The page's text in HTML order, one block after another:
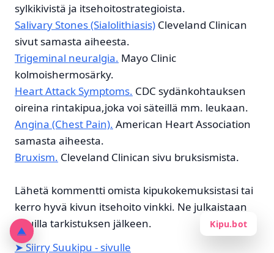
sylkikivistä ja itsehoitostrategioista.
Salivary Stones (Sialolithiasis) Cleveland Clinican
sivut samasta aiheesta.
Trigeminal neuralgia. Mayo Clinic
kolmoishermosärky.
Heart Attack Symptoms. CDC sydänkohtauksen
oireina rintakipua,joka voi säteillä mm. leukaan.
Angina (Chest Pain). American Heart Association
samasta aiheesta.
Bruxism. Cleveland Clinican sivu bruksismista.
Lähetä kommentti omista kipukokemuksistasi tai
kerro hyvä kivun itsehoito vinkki. Ne julkaistaan
sivuilla tarkistuksen jälkeen.
➤ Siirry Suukipu - sivulle
▲
Kipu.bot